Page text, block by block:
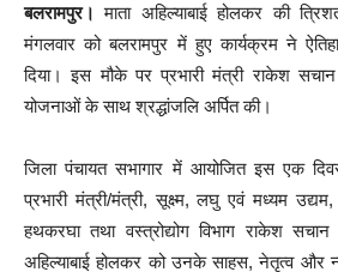
बलरामपुर।माता अहिल्याबाई होलकर की
मंगलवार को बलरामपुर में हुए कार्यक्रम ने
दिया। इस मौके पर प्रभारी मंत्री राकेश
योजनाओं के साथ श्रद्धांजलि अर्पित की।
जिला पंचायत सभागार में आयोजित इस एक
प्रभारी मंत्री/मंत्री, सूक्ष्म, लघु एवं मध्यम उद्यम,
हथकरघा तथा वस्त्रोद्योग विभाग राकेश
अहिल्याबाई होलकर को उनके साहस, नेतृत्व और